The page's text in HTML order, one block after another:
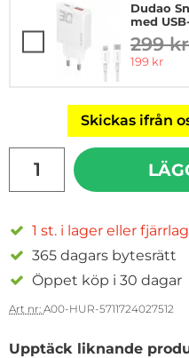
Dudao
med
299 kr
rea pris
199 kr
Skickas ifrån
1 st. i lager eller
365 dagars bytesrätt
Öppet köp i 30 dagar
Art nr: A00-HUR-5711724027512
Upptäck liknande